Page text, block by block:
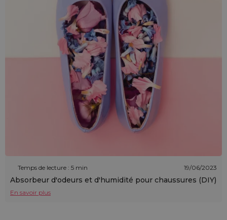
Temps de lecture : 5 min 19/06/2023
Absorbeur d'odeurs et d'humidité pour chaussures (DIY)
En savoir plus